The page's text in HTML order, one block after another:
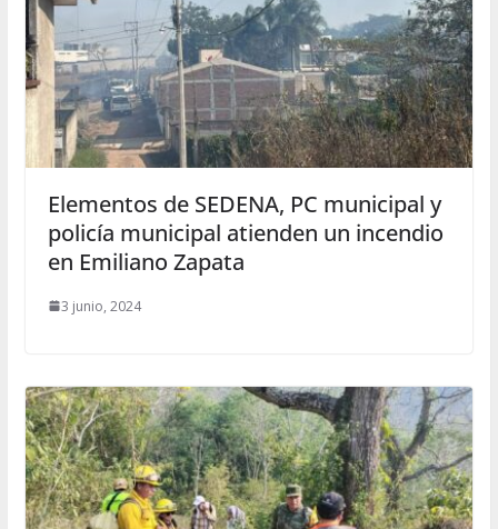
Elementos de SEDENA, PC municipal y
policía municipal atienden un incendio
en Emiliano Zapata
3 junio, 2024